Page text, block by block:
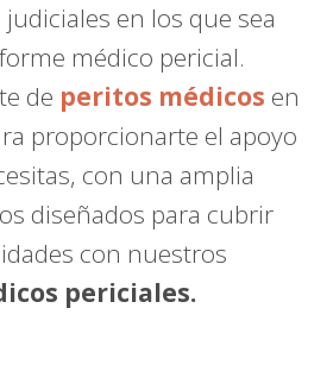
en los que sea
médico pericial.
de peritos médicos en
proporcionarte el apoyo
con una amplia
diseñados para cubrir
con nuestros
periciales.